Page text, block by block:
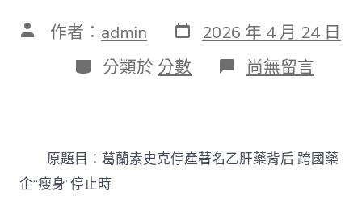
文 作者： admin 發
表
日
期
2026 年 4 月 24 日
分
類
分類於 分數 在
〈葛
克
停
尚無留言
原題目：葛蘭素史克停產著名乙肝藥背后 跨國藥
企“瘦身”停止時